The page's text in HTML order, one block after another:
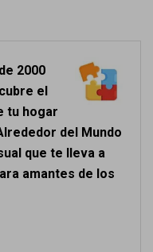
de 2000
el
tu hogar
del Mundo
que te lleva a
amantes de los